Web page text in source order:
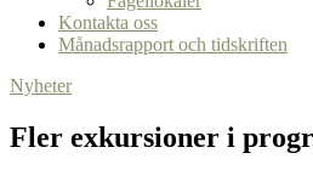
Kontakta oss
Månadsrapport och tidskriften
Nyheter
Fler exkursioner i